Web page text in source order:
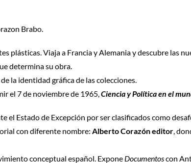
Brabo.
plásticas. Viaja a Francia y Alemania y descubre las
determina su obra.
la identidad gráfica de las colecciones.
el 7 de noviembre de 1965,Ciencia y Política en el
Estado de Excepción por ser clasificados como
con diferente nombre: Alberto Corazón editor,
conceptual español. Expone Documentoscon